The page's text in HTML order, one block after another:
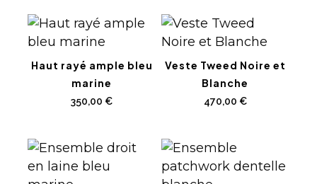
Haut rayé ample bleu
marine
350,00 €
Veste Tweed Noire et
Blanche
470,00 €